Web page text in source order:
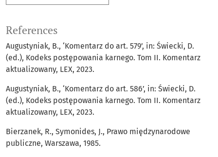
References
Augustyniak, B., ‘Komentarz do art. 579’, in: Świecki, D.
(ed.), Kodeks postępowania karnego. Tom II. Komentarz
aktualizowany, LEX, 2023.
Augustyniak, B., ‘Komentarz do art. 586’, in: Świecki, D.
(ed.), Kodeks postępowania karnego. Tom II. Komentarz
aktualizowany, LEX, 2023.
Bierzanek, R., Symonides, J., Prawo międzynarodowe
publiczne, Warszawa, 1985.